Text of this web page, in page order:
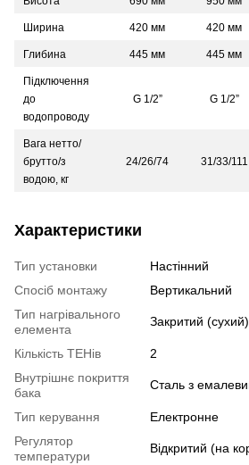
Ширина 420 мм 420 мм
Глибина 445 мм 445 мм
Підключення
до
водопроводу
G 1/2” G 1/2”
Вага нетто/
брутто/з
водою, кг
24/26/74 31/33/111
Характеристики
Тип установки
Настінний
Спосіб монтажу
Вертикальний
Тип нагрівального
елемента
Закритий (сухий)
Кількість ТЕНів
2
Внутрішнє покриття
бака
Сталь з
Тип керування
Електронне
Регулятор
температури
Відкритий (на